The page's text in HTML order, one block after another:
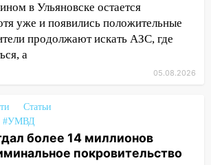
на Рябикова автомобиль
бензин в Ульяновске
опасность
районе утонул
в Ульяновске остается
уже и появились положительные
продолжают искать АЗС, где
а
05.08.2026
Статьи
#УМВД
более 14 миллионов
покровительство